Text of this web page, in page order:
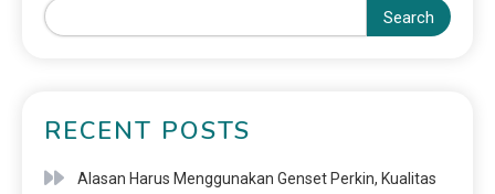
Search
RECENT POSTS
Alasan Harus Menggunakan Genset Perkin, Kualitas